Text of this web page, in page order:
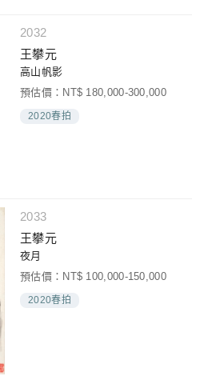
2032
王攀元
高山帆影
預估價：NT$ 180,000-300,000
2020春拍
2033
王攀元
夜月
預估價：NT$ 100,000-150,000
2020春拍